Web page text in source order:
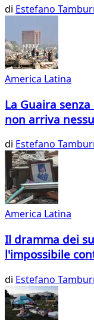
di Estefano
America Latina
La Guaira
non arriva
di Estefano
America Latina
Il dramma dei
l'impossibile
di Estefano